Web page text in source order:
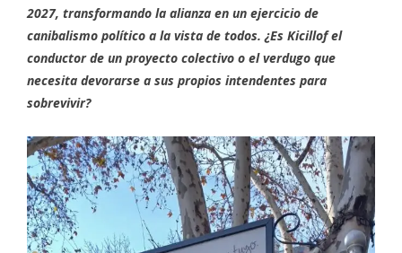
2027, transformando la alianza en un ejercicio de
canibalismo político a la vista de todos. ¿Es Kicillof el
conductor de un proyecto colectivo o el verdugo que
necesita devorarse a sus propios intendentes para
sobrevivir?